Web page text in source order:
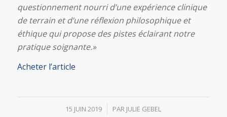
questionnement nourri d’une expérience clinique
de terrain et d’une réflexion philosophique et
éthique qui propose des pistes éclairant notre
pratique soignante.»
Acheter l’article
15 JUIN 2019
/ PAR JULIE GEBEL